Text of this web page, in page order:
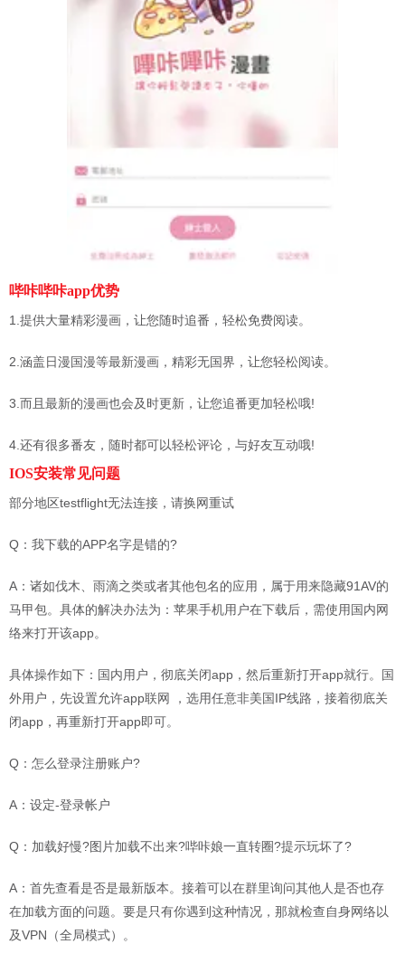
哔咔哔咔app优势
1.提供大量精彩漫画，让您随时追番，轻松免费阅读。
2.涵盖日漫国漫等最新漫画，精彩无国界，让您轻松阅读。
3.而且最新的漫画也会及时更新，让您追番更加轻松哦!
4.还有很多番友，随时都可以轻松评论，与好友互动哦!
IOS安装常见问题
部分地区testflight无法连接，请换网重试
Q：我下载的APP名字是错的?
A：诸如伐木、雨滴之类或者其他包名的应用，属于用来隐藏91AV的
马甲包。具体的解决办法为：苹果手机用户在下载后，需使用国内网
络来打开该app。
具体操作如下：国内用户，彻底关闭app，然后重新打开app就行。国
外用户，先设置允许app联网 ，选用任意非美国IP线路，接着彻底关
闭app，再重新打开app即可。
Q：怎么登录注册账户?
A：设定-登录帐户
Q：加载好慢?图片加载不出来?哔咔娘一直转圈?提示玩坏了?
A：首先查看是否是最新版本。接着可以在群里询问其他人是否也存
在加载方面的问题。要是只有你遇到这种情况，那就检查自身网络以
及VPN（全局模式）。